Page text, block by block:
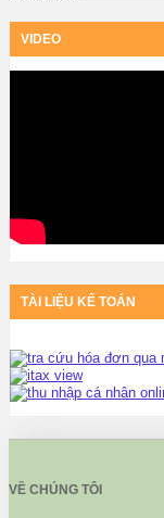
VIDEO
TÀI LIỆU KẾ TOÁN
VỀ CHÚNG TÔI